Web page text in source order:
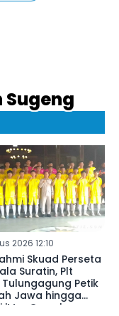
2026 12:10
Skuad Perseta
Suratin, Plt
Petik
Jawa hingga
'MacGyver'